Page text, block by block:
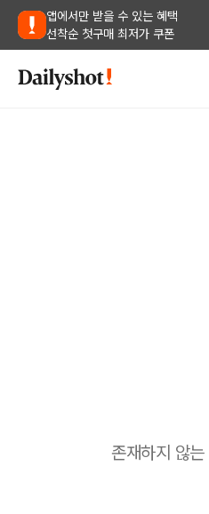
앱에서만 받을 수 있는 혜택
선착순 첫구매 최저가 쿠폰
존재하지 않